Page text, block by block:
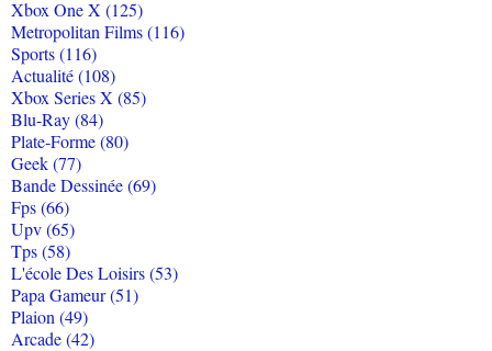
Xbox One X (125)
Metropolitan Films (116)
Sports (116)
Actualité (108)
Xbox Series X (85)
Blu-Ray (84)
Plate-Forme (80)
Geek (77)
Bande Dessinée (69)
Fps (66)
Upv (65)
Tps (58)
L'école Des Loisirs (53)
Papa Gameur (51)
Plaion (49)
Arcade (42)